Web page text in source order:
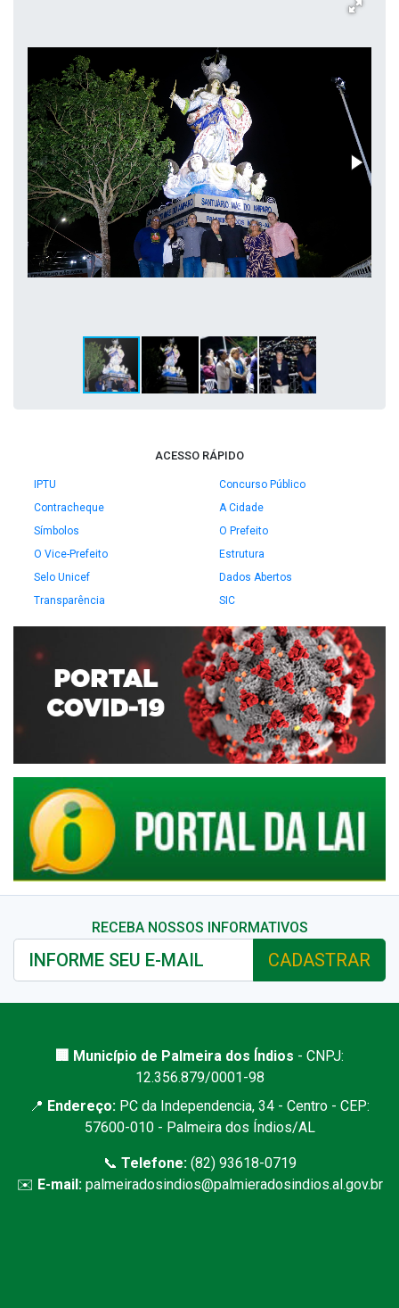
ACESSO RÁPIDO
IPTU
Concurso Público
Contracheque
A Cidade
Símbolos
O Prefeito
O Vice-Prefeito
Estrutura
Selo Unicef
Dados Abertos
Transparência
SIC
RECEBA NOSSOS INFORMATIVOS
CADASTRAR
🏢 Município de Palmeira dos Índios - CNPJ:
12.356.879/0001-98
📍 Endereço: PC da Independencia, 34 - Centro - CEP:
57600-010 - Palmeira dos Índios/AL
📞 Telefone:(82) 93618-0719
✉️ E-mail: palmeiradosindios@palmieradosindios.al.gov.br